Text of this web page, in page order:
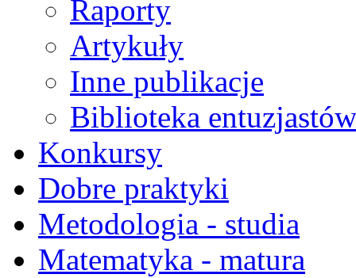
Raporty
Artykuły
Inne publikacje
Biblioteka
Konkursy
Dobre praktyki
Metodologia - studia
Matematyka - matura